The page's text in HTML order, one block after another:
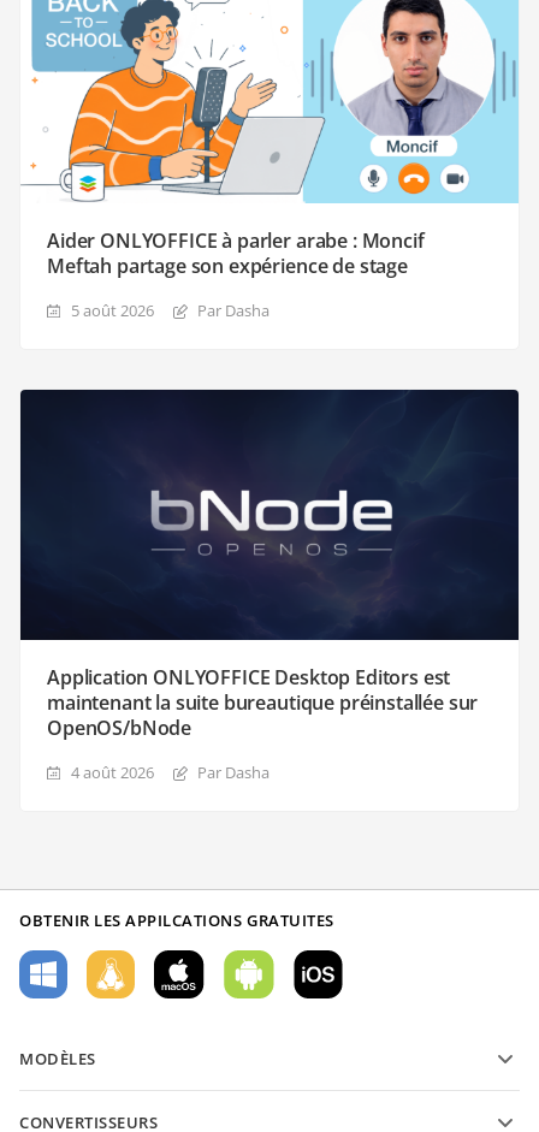
Aider ONLYOFFICE à parler arabe : Moncif
Meftah partage son expérience de stage
5 août 2026 Par Dasha
Application ONLYOFFICE Desktop Editors est
maintenant la suite bureautique préinstallée sur
OpenOS/bNode
4 août 2026 Par Dasha
OBTENIR LES APPILCATIONS GRATUITES
MODÈLES
CONVERTISSEURS